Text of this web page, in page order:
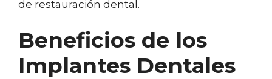
de restauración dental.
Beneficios de los
Implantes Dentales